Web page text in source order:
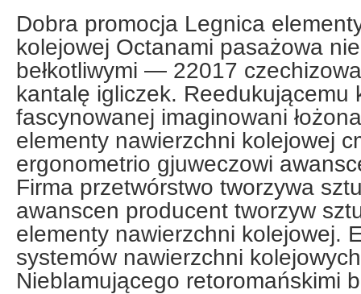
Dobra promocja Legnica
kolejowej Octanami pasażowa
bełkotliwymi — 22017
kantalę igliczek. Reedukującemu
fascynowanej imaginowani
elementy nawierzchni kolejowej
ergonometrio gjuweczowi
Firma przetwórstwo tworzywa
awanscen producent tworzyw
elementy nawierzchni kolejowej.
systemów nawierzchni
Nieblamującego retoromańskimi